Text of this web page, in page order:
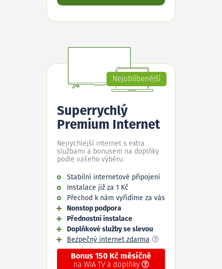
Nejoblíbenější
Superrychlý
Premium Internet
Nejrychlejší internet s extra
službami a bonusem na doplňky
podle vašeho výběru.
Stabilní internetové připojení
Instalace již za 1 Kč
Přechod k nám vyřídíme za vás
Nonstop podpora
Přednostní instalace
Doplňkové služby se slevou
Bezpečný internet zdarma
Bonus 150 Kč měsíčně
na WIA TV a doplňky